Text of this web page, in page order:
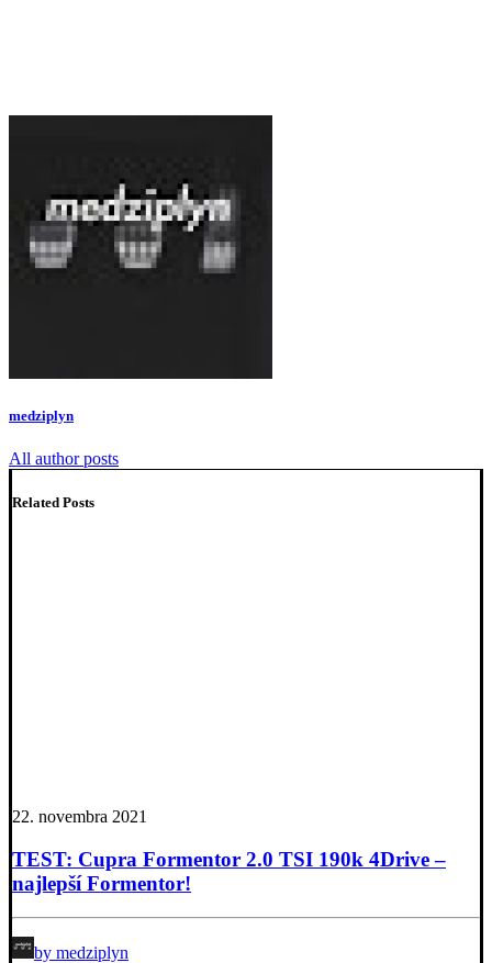
medziplyn
All author posts
Related Posts
22. novembra 2021
TEST: Cupra Formentor 2.0 TSI 190k 4Drive –
najlepší Formentor!
by medziplyn